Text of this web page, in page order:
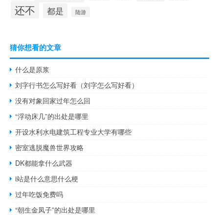
还不 都是 陆游
猜你想看的文章
什么是原浆
刘字行书怎么写好看（刘字怎么写好看）
没有对象回家过年怎么回
“浮动床几”的出处是哪里
开设水利水电建筑工程专业大学有哪些
密室逃脱魔兽世界攻略
DK都能拿什么武器
i站是什么意思什么梗
过年吃饭免费吗
“朝生金凤子”的出处是哪里